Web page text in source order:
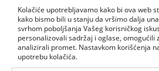
Kolačiće upotrebljavamo kako bi ova web
kako bismo bili u stanju da vršimo dalja
svrhom poboljšanja Vašeg korisničkog
personalizovali sadržaj i oglase, omogućili
analizirali promet. Nastavkom korišćenja
upotrebu kolačića.